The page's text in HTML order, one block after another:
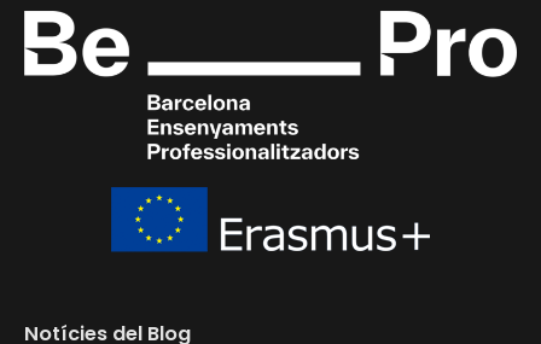
Notícies del Blog